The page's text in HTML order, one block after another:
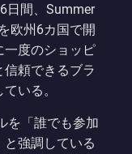
日間、Summer
欧州6カ国で開
一度のショッピ
頼できるブラ
いる。
を「誰でも参加
強調している